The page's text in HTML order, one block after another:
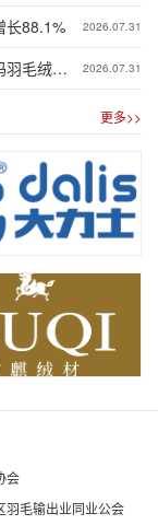
长88.1% 2026.07.31
羽毛绒制
2026.07.31
更多>>
会
羽毛输出业同业公会